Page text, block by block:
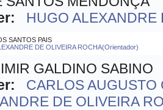
HUGO
SANTOS PAIS
DE OLIVEIRA ROCHA(Orientador)
GALDINO SABINO
CARLOS
DE OLIVEIRA